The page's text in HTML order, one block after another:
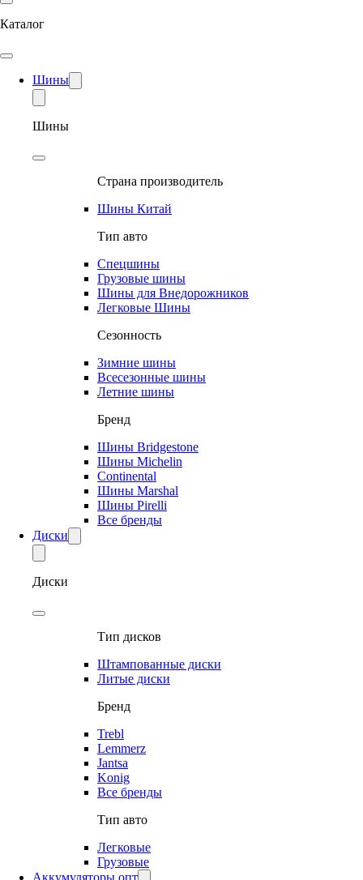
Каталог
Шины
Шины
Страна производитель
Шины Китай
Тип авто
Спецшины
Грузовые шины
Шины для Внедорожников
Легковые Шины
Сезонность
Зимние шины
Всесезонные шины
Летние шины
Бренд
Шины Bridgestone
Шины Michelin
Continental
Шины Marshal
Шины Pirelli
Все бренды
Диски
Диски
Тип дисков
Штампованные диски
Литые диски
Бренд
Trebl
Lemmerz
Jantsa
Konig
Все бренды
Тип авто
Легковые
Грузовые
Аккумуляторы опт